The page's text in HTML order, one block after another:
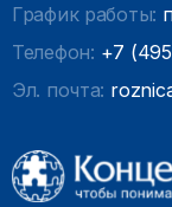
График работы:
Телефон: +7
Эл. почта: